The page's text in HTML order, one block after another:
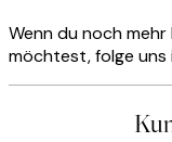
Wenn du noch
möchtest, folge uns